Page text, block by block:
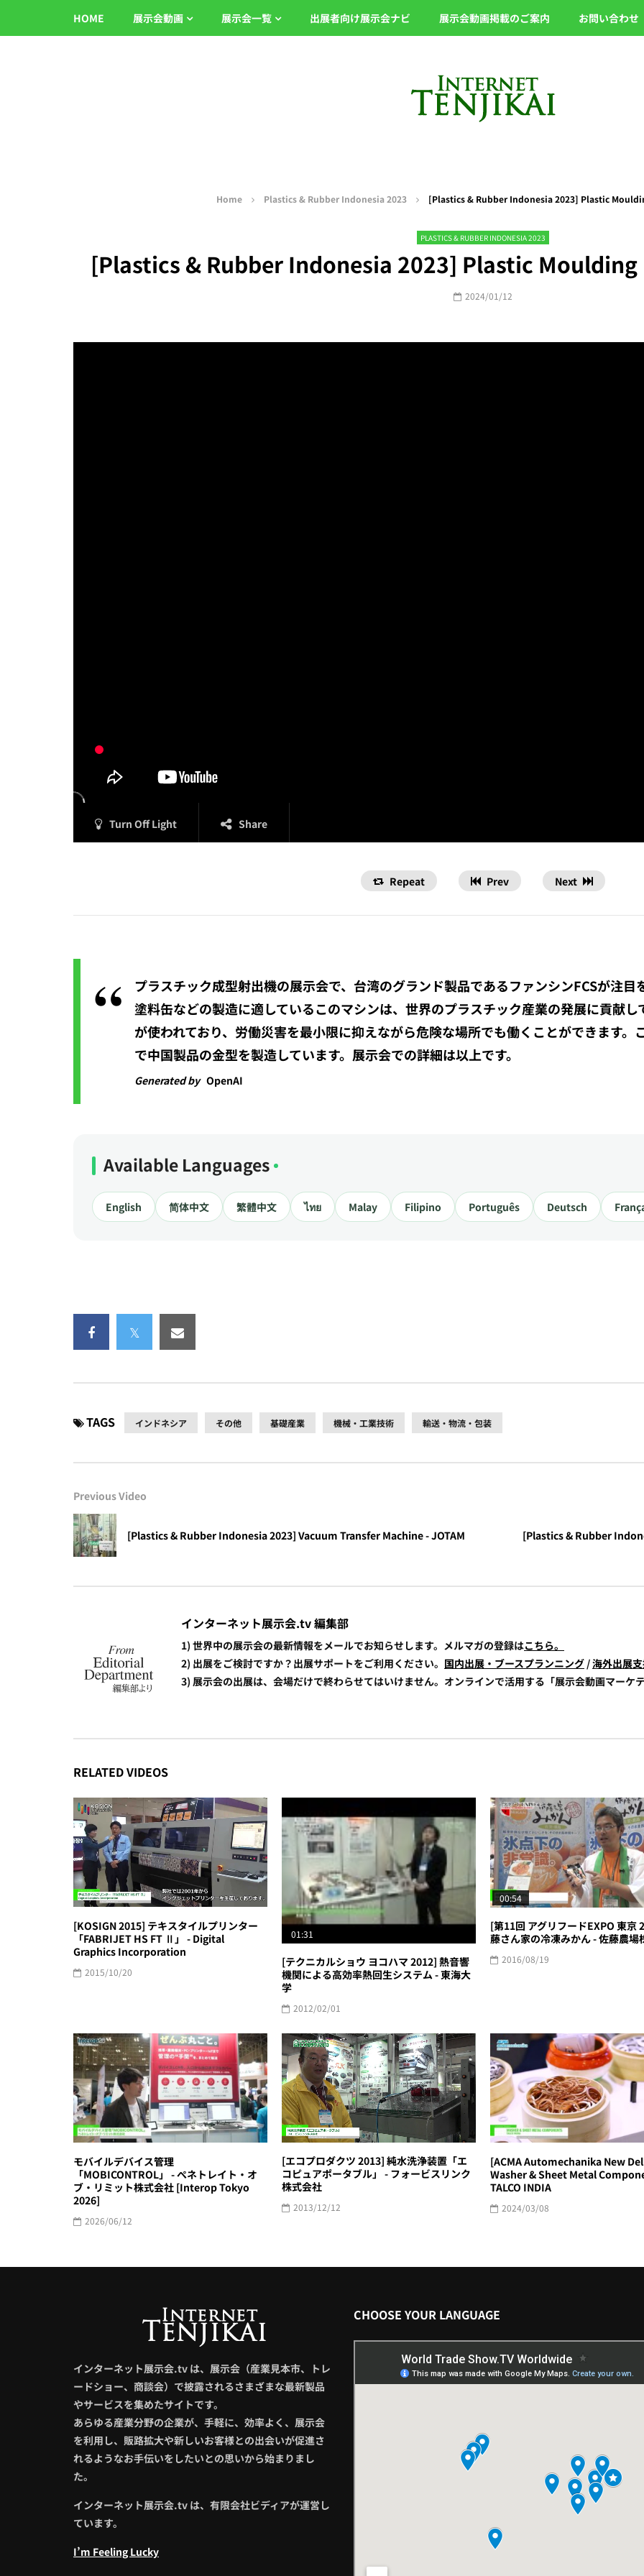
HOME 展示会動画 展示会一覧 出展者向け展示会ナビ 展示会動画掲載のご案内 お問い合わせ
Home Plastics & Rubber Indonesia 2023 [Plastics & Rubber Indonesia 2023] Plastic
PLASTICS & RUBBER INDONESIA 2023
[Plastics & Rubber Indonesia 2023] Plastic Moulding
2024/01/12
Turn Off Light Share
Repeat Prev Next
プラスチック成型射出機の展示会で、台湾のグランド製品であるファンシンFCSが注
塗料缶などの製造に適しているこのマシンは、世界のプラスチック産業の発展に貢献
が使われており、労働災害を最小限に抑えながら危険な場所でも働くことができます
で中国製品の金型を製造しています。展示会での詳細は以上です。
Generated by OpenAI
Available Languages
English 简体中文 繁體中文 ไทย Malay Filipino Português Deutsch
TAGS インドネシア その他 基礎産業 機械・工業技術 輸送・物流・包装
Previous Video
[Plastics & Rubber Indonesia 2023] Vacuum Transfer Machine - JOTAM [Plastics & Rubber
インターネット展示会.tv 編集部
1) 世界中の展示会の最新情報をメールでお知らせします。メルマガの登録はこちら。
2) 出展をご検討ですか？出展サポートをご利用ください。 国内出展・ブースプランニング /海外出展
3) 展示会の出展は、会場だけで終わらせてはいけません。オンラインで活用する「展示会動画マーケ
RELATED VIDEOS
[KOSIGN 2015] テキスタイルプリンター
「FABRIJET HS FT Ⅱ」 - Digital
Graphics Incorporation
2015/10/20
01:31
[テクニカルショウ ヨコハマ 2012] 熱音響
機関による高効率熱回生システム - 東海大
学
2012/02/01
00:54
[第11回 アグリフードEXPO 東京
藤さん家の冷凍みかん - 佐藤農場
2016/08/19
モバイルデバイス管理
「MOBICONTROL」 - ぺネトレイト・オ
ブ・リミット株式会社 [Interop Tokyo
2026]
2026/06/12
[エコプロダクツ 2013] 純水洗浄装置「エ
コピュアポータブル」 - フォービスリンク
株式会社
2013/12/12
[ACMA Automechanika New
Washer & Sheet Metal
TALCO INDIA
2024/03/08
インターネット展示会.tv は、展示会（産業見本市、トレ
ードショー、商談会）で披露されるさまざまな最新製品
やサービスを集めたサイトです。
あらゆる産業分野の企業が、手軽に、効率よく、展示会
を利用し、販路拡大や新しいお客様との出会いが促進さ
れるようなお手伝いをしたいとの思いから始まりまし
た。
インターネット展示会.tv は、有限会社ビディアが運営し
ています。
I’m Feeling Lucky
CHOOSE YOUR LANGUAGE